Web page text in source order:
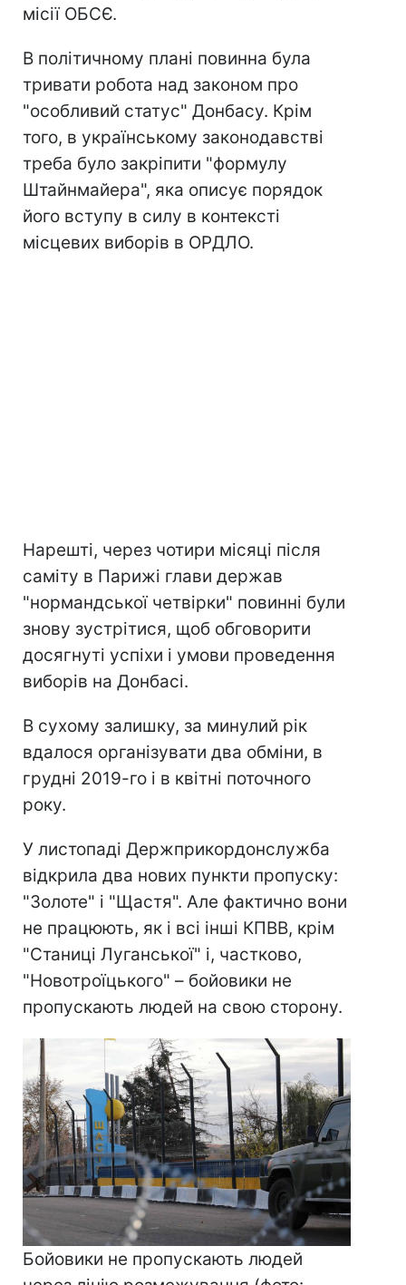
місії ОБСЄ.
В політичному плані повинна була
тривати робота над законом про
"особливий статус" Донбасу. Крім
того, в українському законодавстві
треба було закріпити "формулу
Штайнмайера", яка описує порядок
його вступу в силу в контексті
місцевих виборів в ОРДЛО.
Нарешті, через чотири місяці після
саміту в Парижі глави держав
"нормандської четвірки" повинні були
знову зустрітися, щоб обговорити
досягнуті успіхи і умови проведення
виборів на Донбасі.
В сухому залишку, за минулий рік
вдалося організувати два обміни, в
грудні 2019-го і в квітні поточного
року.
У листопаді Держприкордонслужба
відкрила два нових пункти пропуску:
"Золоте" і "Щастя". Але фактично вони
не працюють, як і всі інші КПВВ, крім
"Станиці Луганської" і, частково,
"Новотроїцького" – бойовики не
пропускають людей на свою сторону.
Бойовики не пропускають людей